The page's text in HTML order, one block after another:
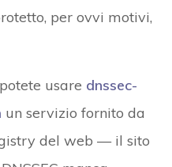
per ovvi motivi,
usare dnssec-
un servizio fornito da
del web — il sito